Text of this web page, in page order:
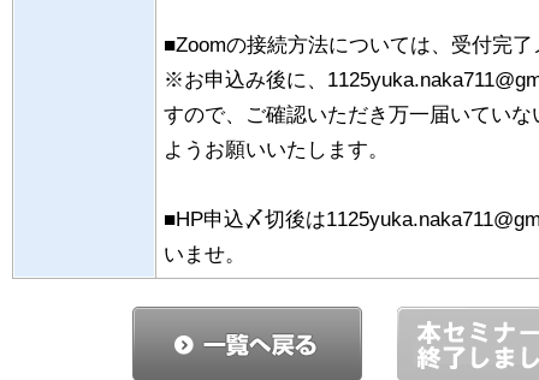
■Zoomの接続方法については、受付完
※お申込み後に、
すので、ご確認いただき万一届いてい
ようお願いいたします。
■HP申込〆切後は
いませ。